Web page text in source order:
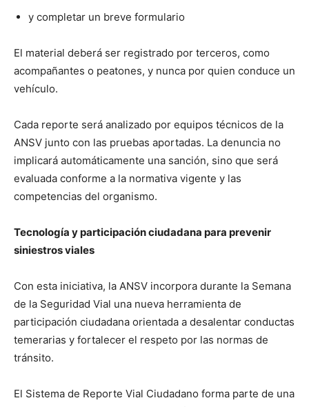
y completar un breve formulario
El material deberá ser registrado por terceros, como
acompañantes o peatones, y nunca por quien conduce un
vehículo.
Cada reporte será analizado por equipos técnicos de la
ANSV junto con las pruebas aportadas. La denuncia no
implicará automáticamente una sanción, sino que será
evaluada conforme a la normativa vigente y las
competencias del organismo.
Tecnología y participación ciudadana para prevenir
siniestros viales
Con esta iniciativa, la ANSV incorpora durante la Semana
de la Seguridad Vial una nueva herramienta de
participación ciudadana orientada a desalentar conductas
temerarias y fortalecer el respeto por las normas de
tránsito.
El Sistema de Reporte Vial Ciudadano forma parte de una